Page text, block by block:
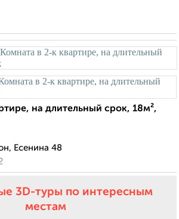
на длительный срок, 18м²,
Есенина 48
3D-туры по интересным
местам